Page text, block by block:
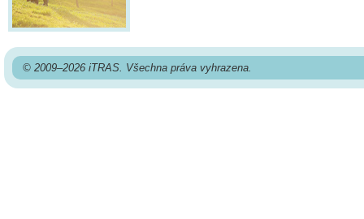
© 2009–2026 iTRAS. Všechna práva vyhrazena.